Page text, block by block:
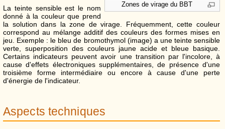
Zones de virage du BBT
La teinte sensible est le nom
donné à la couleur que prend
la solution dans la zone de virage. Fréquemment, cette couleur
correspond au mélange additif des couleurs des formes mises en
jeu. Exemple : le bleu de bromothymol (image) a une teinte sensible
verte, superposition des couleurs jaune acide et bleue basique.
Certains indicateurs peuvent avoir une transition par l'incolore, à
cause d'effets électroniques supplémentaires, de présence d'une
troisième forme intermédiaire ou encore à cause d'une perte
d'énergie de l'indicateur.
Aspects techniques